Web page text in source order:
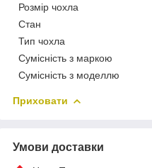
Розмір чохла
Стан
Тип чохла
Сумісність з маркою
Сумісність з моделлю
Приховати
Умови доставки